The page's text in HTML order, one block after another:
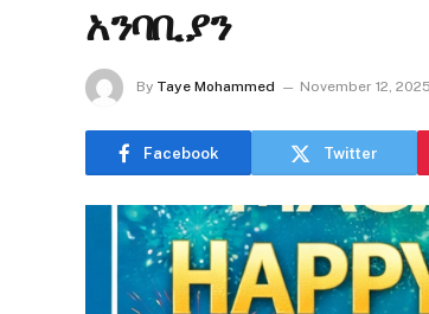
አንባቢያን
By Taye Mohammed November 12, 2025
Facebook Twitter